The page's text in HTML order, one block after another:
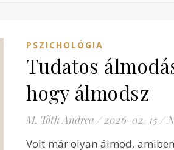
PSZICHOLÓGIA
Tudatos
hogy álmodsz
M. Tóth Andrea / 2026-02-15 /
Volt már olyan álmod,